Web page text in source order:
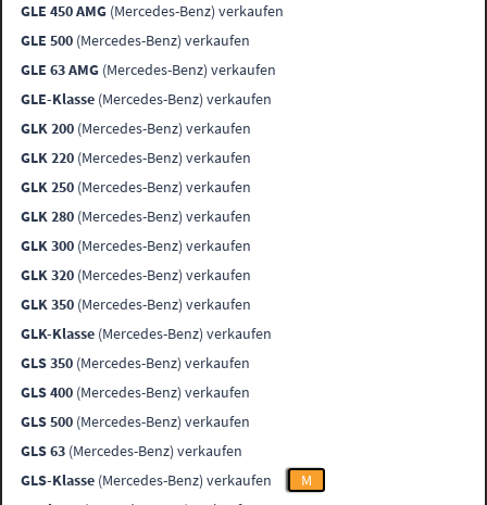
GLE 450 AMG (Mercedes-Benz) verkaufen
GLE 500 (Mercedes-Benz) verkaufen
GLE 63 AMG (Mercedes-Benz) verkaufen
GLE-Klasse (Mercedes-Benz) verkaufen
GLK 200 (Mercedes-Benz) verkaufen
GLK 220 (Mercedes-Benz) verkaufen
GLK 250 (Mercedes-Benz) verkaufen
GLK 280 (Mercedes-Benz) verkaufen
GLK 300 (Mercedes-Benz) verkaufen
GLK 320 (Mercedes-Benz) verkaufen
GLK 350 (Mercedes-Benz) verkaufen
GLK-Klasse (Mercedes-Benz) verkaufen
GLS 350 (Mercedes-Benz) verkaufen
GLS 400 (Mercedes-Benz) verkaufen
GLS 500 (Mercedes-Benz) verkaufen
GLS 63 (Mercedes-Benz) verkaufen
GLS-Klasse (Mercedes-Benz) verkaufen
M